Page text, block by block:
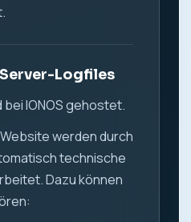
Logfiles
IONOS gehostet.
werden durch
technische
Dazu können